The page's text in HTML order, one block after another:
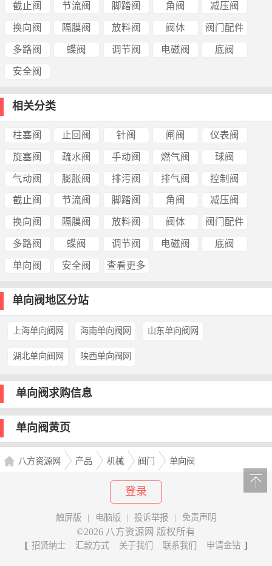
截止阀 节流阀 脚踏阀 角阀 减压阀
换向阀 隔膜阀 放料阀 阀体 阀门配件
多路阀 蝶阀 调节阀 电磁阀 底阀
安全阀
相关分类
柱塞阀 止回阀 针阀 闸阀 仪表阀
旋塞阀 疏水阀 手动阀 燃气阀 球阀
气动阀 膨胀阀 排污阀 排气阀 控制阀
截止阀 节流阀 脚踏阀 角阀 减压阀
换向阀 隔膜阀 放料阀 阀体 阀门配件
多路阀 蝶阀 调节阀 电磁阀 底阀
单向阀 安全阀 查看更多
单向阀地区分站
上海单向阀网 海南单向阀网 山东单向阀网
湖北单向阀网 陕西单向阀网
单向阀求购信息
单向阀黄页
八方资源网 产品 机械 阀门 单向阀
登录
触屏版 | 电脑版 | 投诉举报 | 免责声明
©2026 八方资源网 版权所有
[ 招贤纳士 汇款方式 关于我们 联系我们 申请金钻 ]